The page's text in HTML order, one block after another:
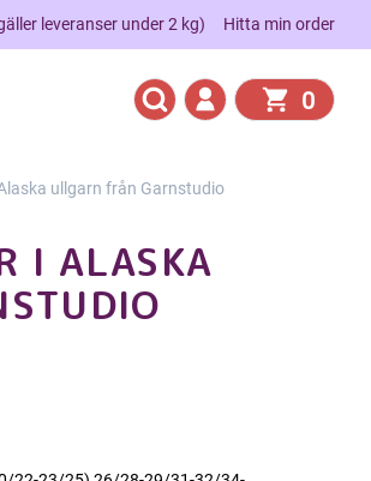
leveranser under 2 kg) Hitta min order
0
ullgarn från Garnstudio
I ALASKA